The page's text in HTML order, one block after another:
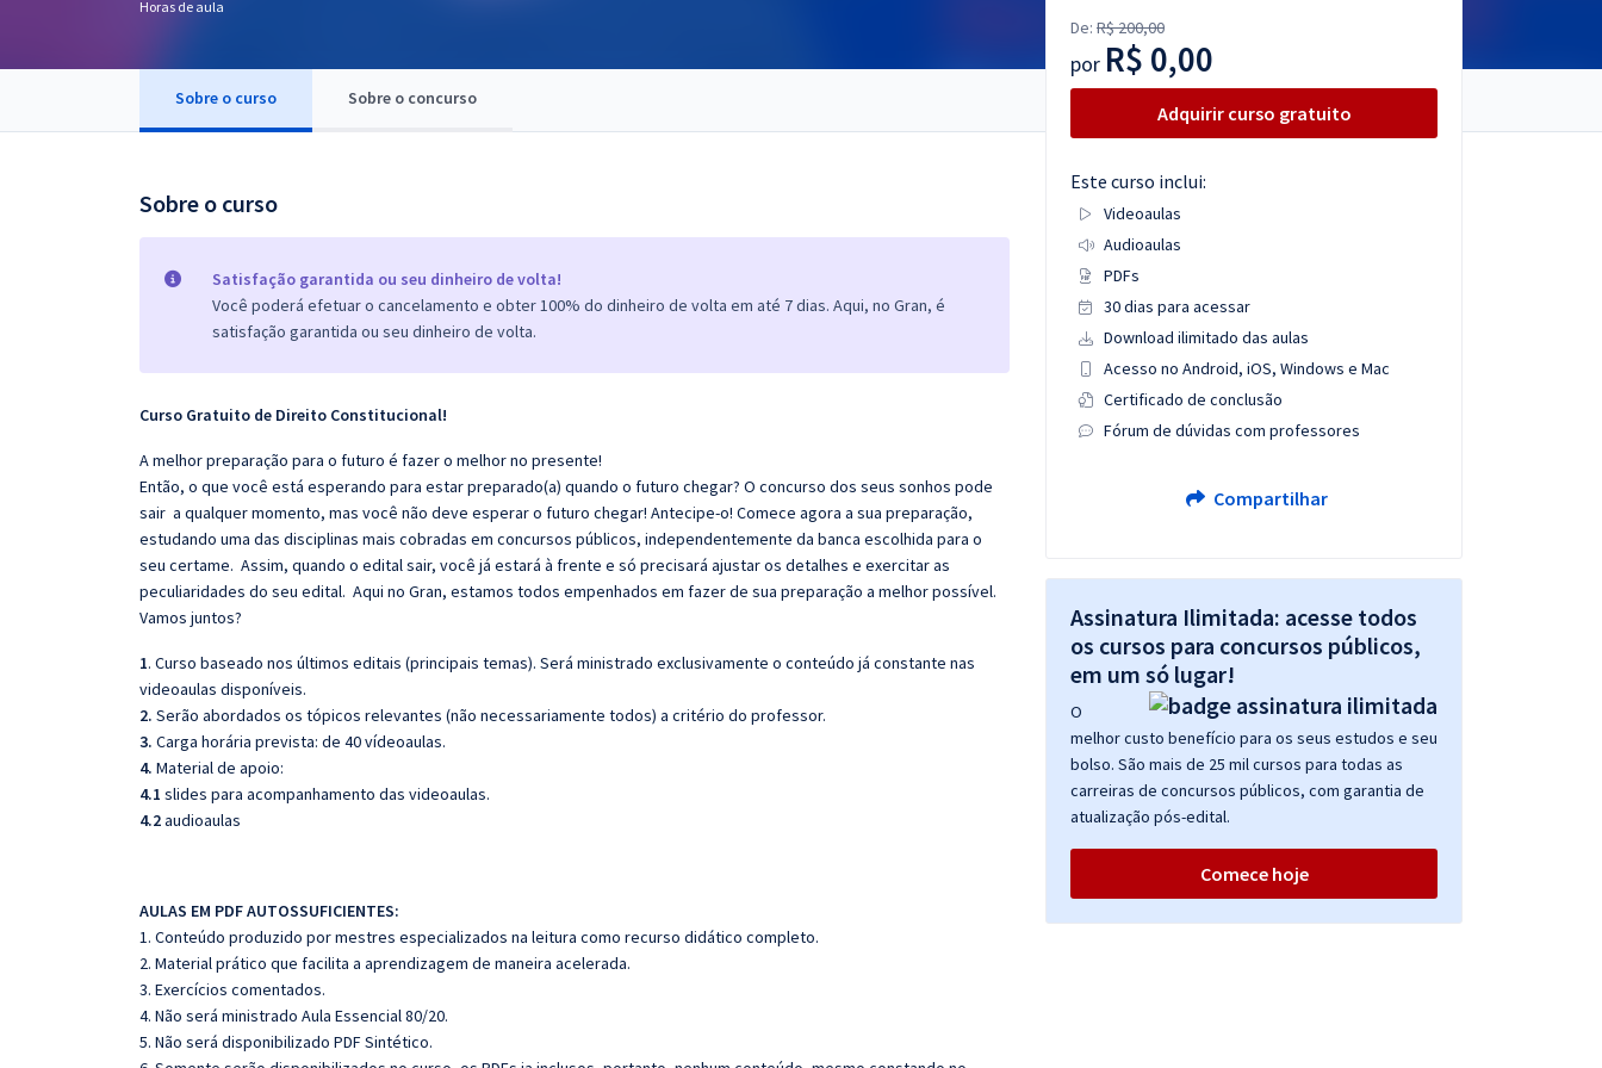
Graduação
OAB
Horas de aula
Sobre o curso Sobre o concurso
Sobre o curso
Satisfação garantida ou seu dinheiro de volta!
Você poderá efetuar o cancelamento e obter 100% do dinheiro de volta em até 7 dias. Aqui, no Gran, é
satisfação garantida ou seu dinheiro de volta.
Curso Gratuito de Direito Constitucional!
A melhor preparação para o futuro é fazer o melhor no presente!
Então, o que você está esperando para estar preparado(a) quando o futuro chegar? O concurso dos seus sonhos pode
sair a qualquer momento, mas você não deve esperar o futuro chegar! Antecipe-o! Comece agora a sua preparação,
estudando uma das disciplinas mais cobradas em concursos públicos, independentemente da banca escolhida para o
seu certame. Assim, quando o edital sair, você já estará à frente e só precisará ajustar os detalhes e exercitar as
peculiaridades do seu edital. Aqui no Gran, estamos todos empenhados em fazer de sua preparação a melhor possível.
Vamos juntos?
1. Curso baseado nos últimos editais (principais temas). Será ministrado exclusivamente o conteúdo já constante nas
videoaulas disponíveis.
2. Serão abordados os tópicos relevantes (não necessariamente todos) a critério do professor.
3. Carga horária prevista: de 40 vídeoaulas.
4. Material de apoio:
4.1 slides para acompanhamento das videoaulas.
4.2audioaulas
AULAS EM PDF AUTOSSUFICIENTES:
1. Conteúdo produzido por mestres especializados na leitura como recurso didático completo.
2. Material prático que facilita a aprendizagem de maneira acelerada.
3. Exercícios comentados.
4. Não será ministrado Aula Essencial 80/20.
5. Não será disponibilizado PDF Sintético.
De: R$ 200,00
por R$ 0,00
Adquirir curso gratuito
Este curso inclui:
Videoaulas
Audioaulas
PDFs
30 dias para acessar
Download ilimitado das aulas
Acesso no Android, iOS, Windows e Mac
Certificado de conclusão
Fórum de dúvidas com professores
Compartilhar
Assinatura Ilimitada: acesse todos
os cursos para concursos públicos,
em um só lugar!
O
melhor custo benefício para os seus estudos e seu
bolso. São mais de 25 mil cursos para todas as
carreiras de concursos públicos, com garantia de
atualização pós-edital.
Comece hoje